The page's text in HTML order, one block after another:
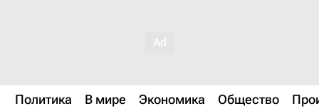
Политика В мире Экономика Общество